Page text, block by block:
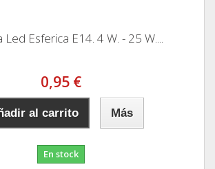
Esferica E14. 4 W. - 25 W....
0,95 €
al carrito Más
En stock